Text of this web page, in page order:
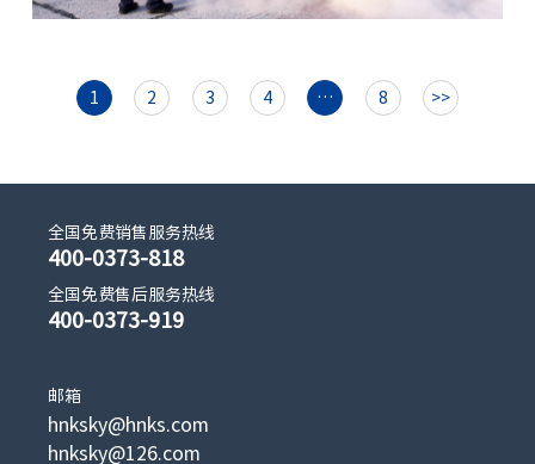
1 2 3 4 … 8 >>
全国免费销售服务热线
400-0373-818
全国免费售后服务热线
400-0373-919
邮箱
hnksky@hnks.com
hnksky@126.com